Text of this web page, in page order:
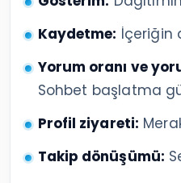
Kaydetme: İçeriğin
Yorum oranı ve
Sohbet başlatma
Profil ziyareti:
Takip dönüşümü: